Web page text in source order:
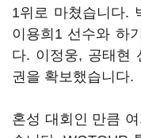
1위로 마쳤습니다.
이용희1 선수와 하
다. 이정웅, 공태현
권을 확보했습니다.
혼성 대회인 만큼